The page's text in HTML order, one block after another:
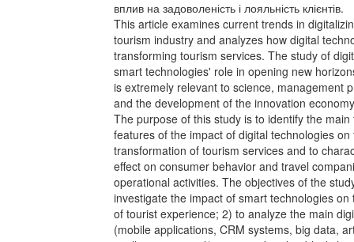
вплив на задоволеність і лояльність клієнтів.
This article examines current trends in
tourism industry and analyzes how digital
transforming tourism services. The study of
smart technologies' role in opening new
is extremely relevant to science, management
and the development of the innovation
The purpose of this study is to identify the
features of the impact of digital technologies on
transformation of tourism services and to
effect on consumer behavior and travel
operational activities. The objectives of the
investigate the impact of smart technologies on
of tourist experience; 2) to analyze the main
(mobile applications, CRM systems, big data,